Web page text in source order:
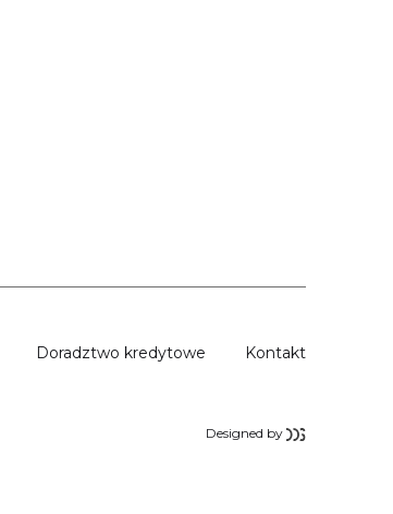
Doradztwo kredytowe Kontakt
Designed by